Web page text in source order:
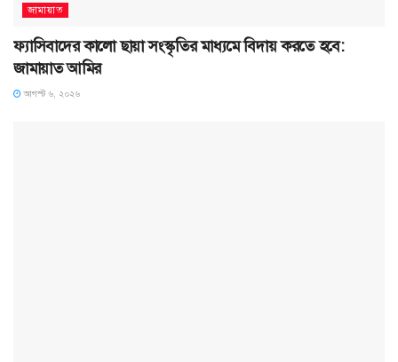
জামায়াত
ফ্যাসিবাদের কালো ছায়া সংস্কৃতির মাধ্যমে বিদায় করতে হবে:
জামায়াত আমির
আগস্ট ৬, ২০২৬